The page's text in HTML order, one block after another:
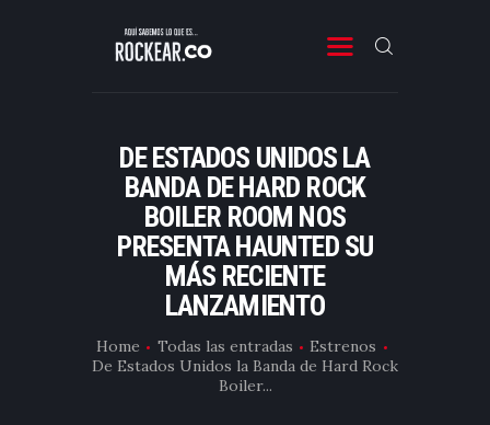
DE ESTADOS UNIDOS LA
BANDA DE HARD ROCK
BOILER ROOM NOS
PRESENTA HAUNTED SU
MÁS RECIENTE
LANZAMIENTO
Home Todas las entradas
Estrenos
De Estados Unidos la Banda de Hard Rock
Boiler...
SONIDO COLOMBIANO
NOTICIAS Y RESEÑAS
PLAYLIST